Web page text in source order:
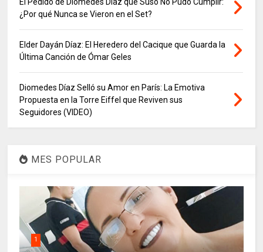
¿Por qué Nunca se Vieron en el Set?
Elder Dayán Díaz: El Heredero del Cacique que Guarda la
Última Canción de Ómar Geles
Diomedes Díaz Selló su Amor en París: La Emotiva
Propuesta en la Torre Eiffel que Reviven sus
Seguidores (VIDEO)
MES POPULAR
1